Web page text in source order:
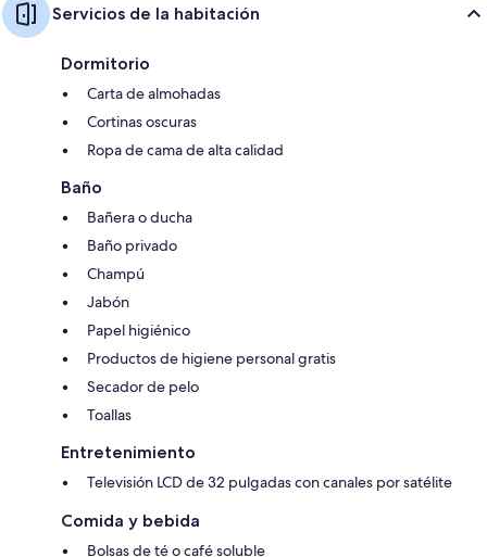
Servicios de la habitación
Dormitorio
Carta de almohadas
Cortinas oscuras
Ropa de cama de alta calidad
Baño
Bañera o ducha
Baño privado
Champú
Jabón
Papel higiénico
Productos de higiene personal gratis
Secador de pelo
Toallas
Entretenimiento
Televisión LCD de 32 pulgadas con canales por satélite
Comida y bebida
Bolsas de té o café soluble